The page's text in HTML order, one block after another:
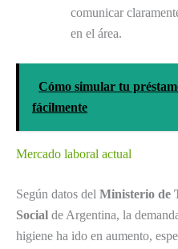
comunicar
en el área.
Cómo simular tu
fácilmente
Mercado laboral actual
Según datos del Ministerio de
Social de Argentina, la
higiene ha ido en aumento,